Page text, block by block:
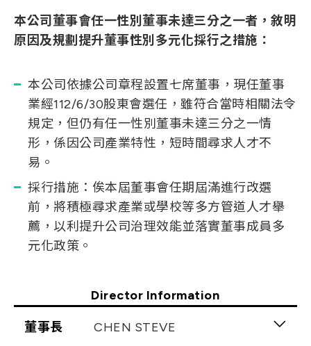
本公司董事會任一性別董事未達三分之一者，敘明
原因及規劃提升董事性別多元化採行之措施：
本公司依據公司章程設置七席董事，現任董事
業經112/6/30股東會選任，雖符合當時相關法令
規定，但仍有任一性別董事未達三分之一情
形，係因公司產業特性，短時間尋求人才不
易。
採行措施：俟本屆董事會任期屆滿進行改選
前，將積極尋求產業或學校等多方管道人才舉
薦，以利提升公司治理效能並落實董事成員多
元化政策。
Director Information
董事長 CHEN STEVE